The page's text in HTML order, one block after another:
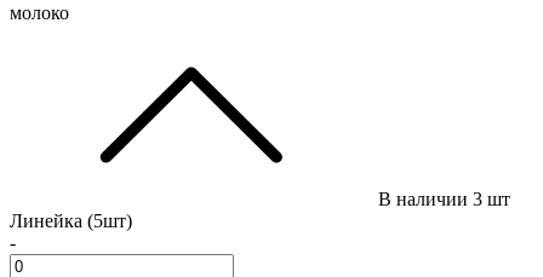
молоко
В наличии 3 шт
Линейка (5шт)
-